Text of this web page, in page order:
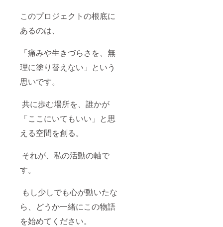
このプロジェクトの根底に
あるのは、
「痛みや生きづらさを、無
理に塗り替えない」という
思いです。
共に歩む場所を、誰かが
「ここにいてもいい」と思
える空間を創る。
それが、私の活動の軸で
す。
もし少しでも心が動いたな
ら、どうか一緒にこの物語
を始めてください。